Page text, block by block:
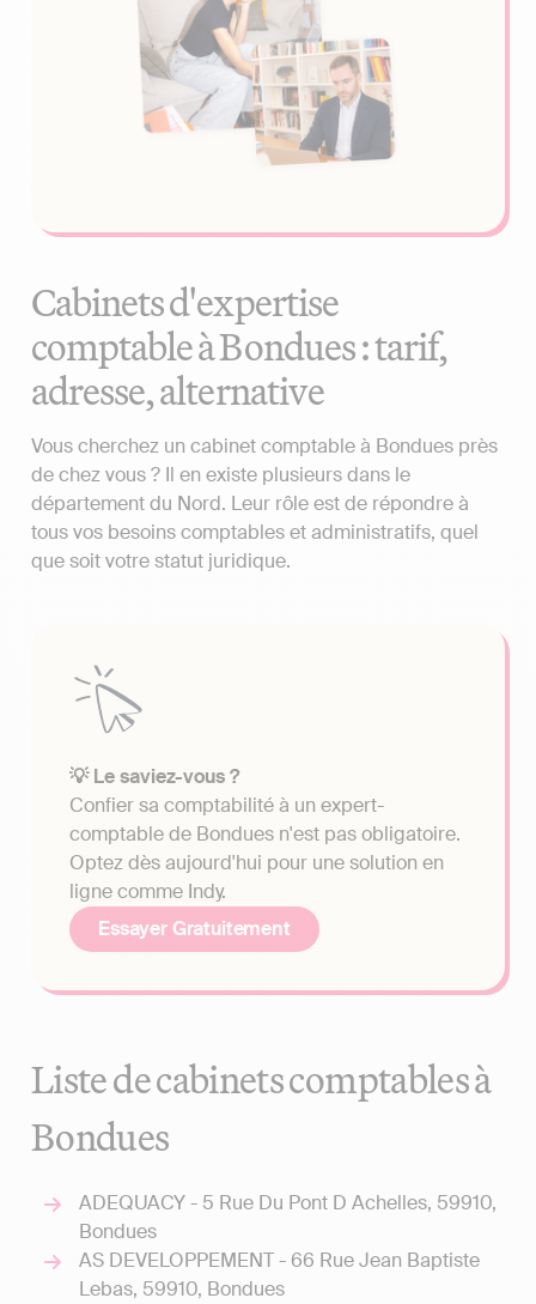
Cabinets d'expertise
comptable à Bondues : tarif,
adresse, alternative
Vous cherchez un cabinet comptable à Bondues près
de chez vous ? Il en existe plusieurs dans le
département du Nord. Leur rôle est de répondre à
tous vos besoins comptables et administratifs, quel
que soit votre statut juridique.
💡 Le saviez-vous ?
Confier sa comptabilité à un expert-
comptable de Bondues n'est pas obligatoire.
Optez dès aujourd'hui pour une solution en
ligne comme Indy.
Essayer Gratuitement
Liste de cabinets comptables à
Bondues
ADEQUACY - 5 Rue Du Pont D Achelles, 59910,
Bondues
AS DEVELOPPEMENT - 66 Rue Jean Baptiste
Lebas, 59910, Bondues